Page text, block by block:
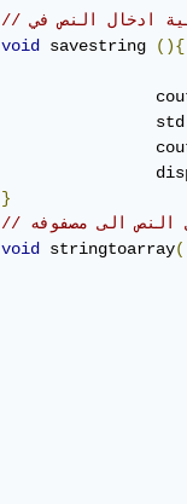
void
savestring (){
                std
}
النص الى مصفوفه
void
stringtoarray